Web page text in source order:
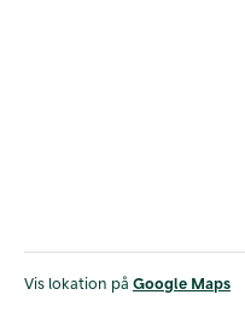
Vis lokation på Google Maps